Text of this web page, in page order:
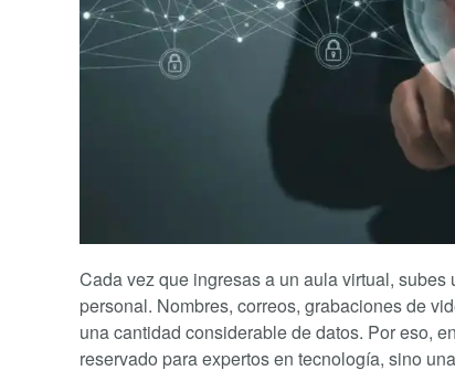
Cada vez que ingresas a un aula virtual,
personal. Nombres, correos, grabaciones de
una cantidad considerable de datos. Por eso,
reservado para expertos en tecnología, sino